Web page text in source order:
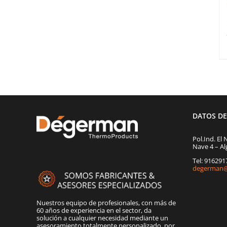
Nuestros equipo de profesionales, con más de
60 años de experiencia en el sector, da
solución a cualquier necesidad mediante un
DATOS
Pol.Ind. El
Nave 4 –
Tel: